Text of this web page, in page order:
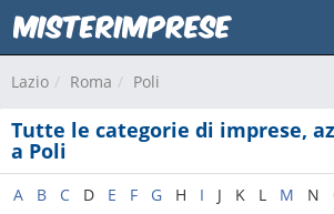
Lazio Roma Poli
Tutte le categorie di imprese,
a Poli
A B C D E F G H I J K L M N